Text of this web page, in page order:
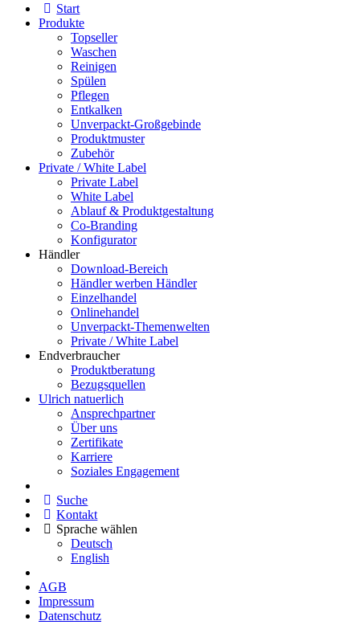
Start
Produkte
Topseller
Waschen
Reinigen
Spülen
Pflegen
Entkalken
Unverpackt-Großgebinde
Produktmuster
Zubehör
Private / White Label
Private Label
White Label
Ablauf & Produktgestaltung
Co-Branding
Konfigurator
Händler
Download-Bereich
Händler werben Händler
Einzelhandel
Onlinehandel
Unverpackt-Themenwelten
Private / White Label
Endverbraucher
Produktberatung
Bezugsquellen
Ulrich natuerlich
Ansprechpartner
Über uns
Zertifikate
Karriere
Soziales Engagement
Suche
Kontakt
Sprache wählen
Deutsch
English
AGB
Impressum
Datenschutz